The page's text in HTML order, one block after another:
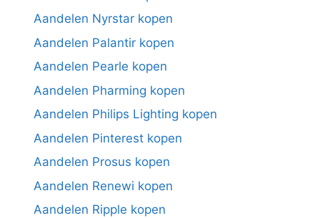
Aandelen Nyrstar kopen
Aandelen Palantir kopen
Aandelen Pearle kopen
Aandelen Pharming kopen
Aandelen Philips Lighting kopen
Aandelen Pinterest kopen
Aandelen Prosus kopen
Aandelen Renewi kopen
Aandelen Ripple kopen